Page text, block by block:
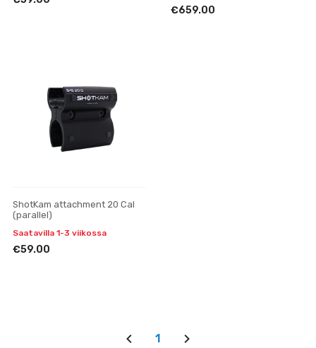
€659.00
ShotKam attachment 20 Cal
(parallel)
Saatavilla 1-3 viikossa
€59.00
1